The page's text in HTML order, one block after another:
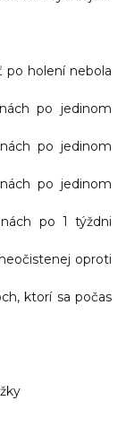
po holení nebola
po jedinom
po jedinom
po jedinom
po 1 týždni
oproti
ktorí sa počas